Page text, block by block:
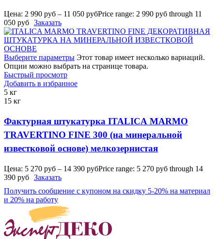
Цена: 2 990 руб – 11 050 рубPrice range: 2 990 руб through 11
050 руб Заказать
Выберите параметры Этот товар имеет несколько вариаций.
Опции можно выбрать на странице товара.
Быстрый просмотр
Добавить в избранное
5 кг
15 кг
Фактурная штукатурка ITALICA MARMO
TRAVERTINO FINE 300 (на минеральной
известковой основе) мелкозернистая
Цена: 5 270 руб – 14 390 рубPrice range: 5 270 руб through 14
390 руб Заказать
Получить сообщение с купоном на скидку 5-20% на материал
и 20% на работу